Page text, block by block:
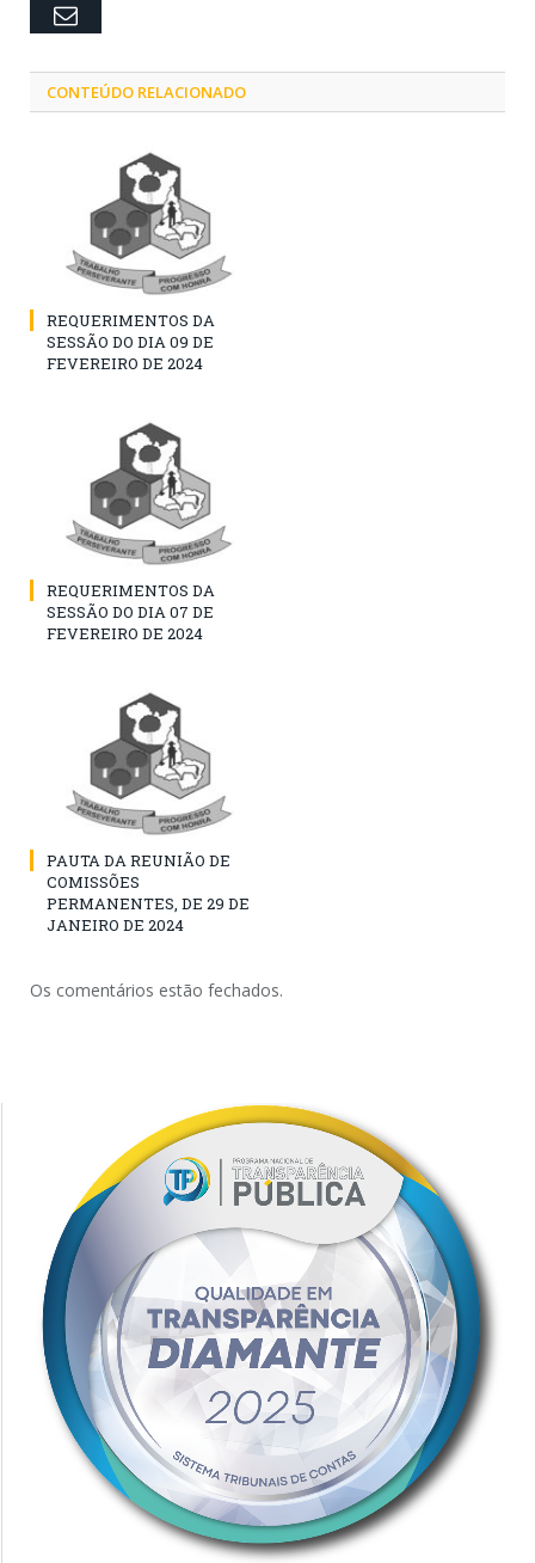
Email
CONTEÚDO RELACIONADO
REQUERIMENTOS DA
SESSÃO DO DIA 09 DE
FEVEREIRO DE 2024
REQUERIMENTOS DA
SESSÃO DO DIA 07 DE
FEVEREIRO DE 2024
PAUTA DA REUNIÃO DE
COMISSÕES
PERMANENTES, DE 29 DE
JANEIRO DE 2024
Os comentários estão fechados.